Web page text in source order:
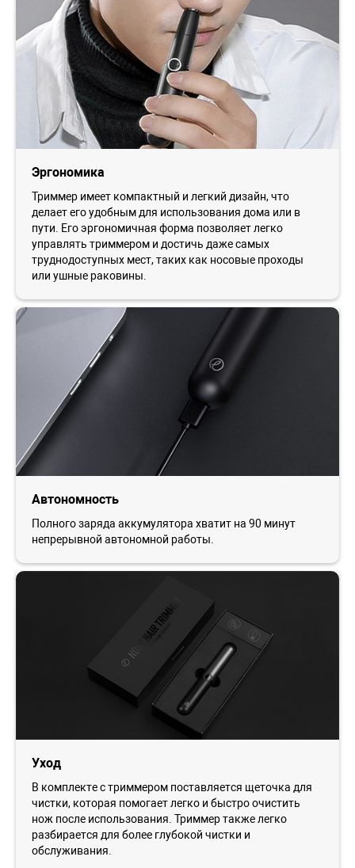
Эргономика
Триммер имеет компактный и легкий дизайн, что
делает его удобным для использования дома или в
пути. Его эргономичная форма позволяет легко
управлять триммером и достичь даже самых
труднодоступных мест, таких как носовые проходы
или ушные раковины.
Автономность
Полного заряда аккумулятора хватит на 90 минут
непрерывной автономной работы.
Уход
В комплекте с триммером поставляется щеточка для
чистки, которая помогает легко и быстро очистить
нож после использования. Триммер также легко
разбирается для более глубокой чистки и
обслуживания.